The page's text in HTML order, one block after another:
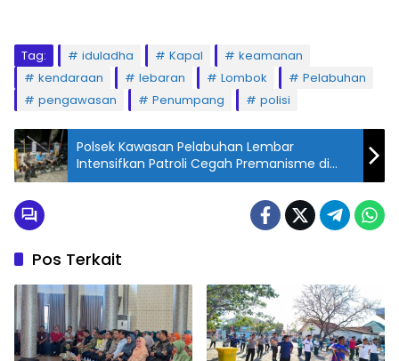
Tag: iduladha Kapal
keamanan
kendaraan
lebaran Lombok
Pelabuhan
pengawasan
Penumpang polisi
Polsek Kawasan Pelabuhan Lembar
Intensifkan Patroli Cegah Premanisme di
Pelabuhan
Pos Terkait